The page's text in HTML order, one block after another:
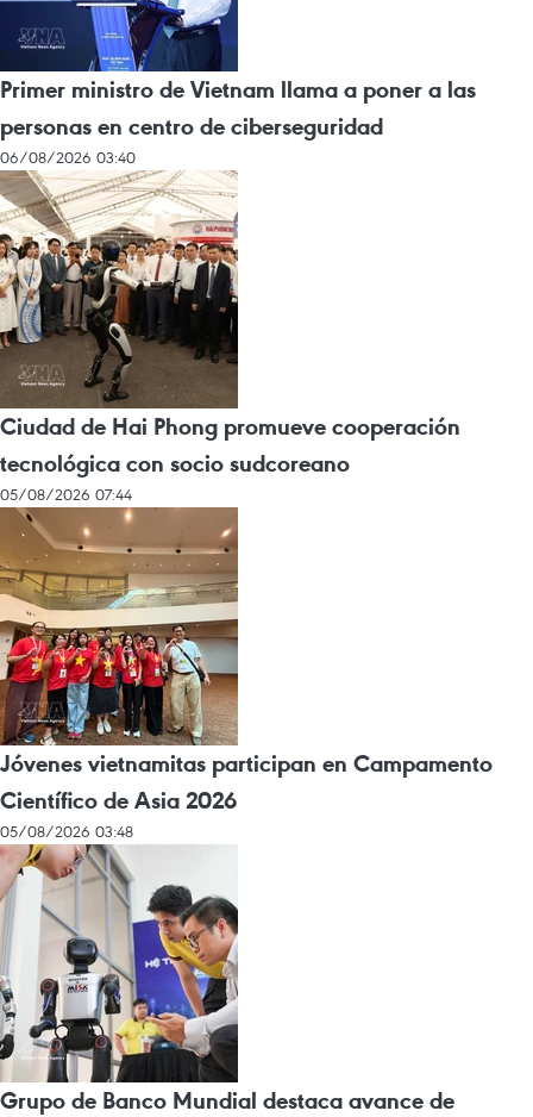
Primer ministro de Vietnam llama a poner a las
personas en centro de ciberseguridad
06/08/2026 03:40
Ciudad de Hai Phong promueve cooperación
tecnológica con socio sudcoreano
05/08/2026 07:44
Jóvenes vietnamitas participan en Campamento
Científico de Asia 2026
05/08/2026 03:48
Grupo de Banco Mundial destaca avance de